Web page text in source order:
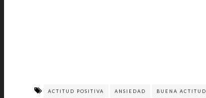
ACTITUD POSITIVA ANSIEDAD BUENA ACTITUD